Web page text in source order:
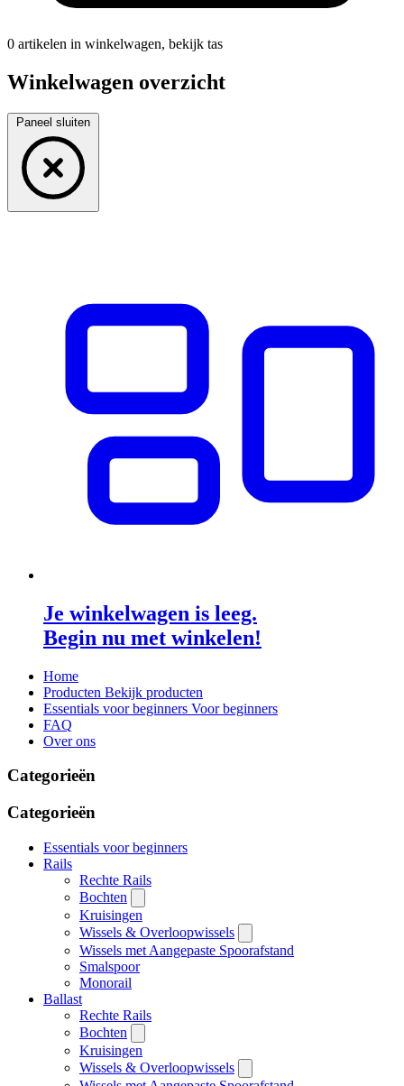
0 artikelen in winkelwagen, bekijk tas
Winkelwagen overzicht
Paneel sluiten
Je winkelwagen is leeg.
Begin nu met winkelen!
Home
Producten Bekijk producten
Essentials voor beginners Voor beginners
FAQ
Over ons
Categorieën
Categorieën
Essentials voor beginners
Rails
Rechte Rails
Bochten
Kruisingen
Wissels & Overloopwissels
Wissels met Aangepaste Spoorafstand
Smalspoor
Monorail
Ballast
Rechte Rails
Bochten
Kruisingen
Wissels & Overloopwissels